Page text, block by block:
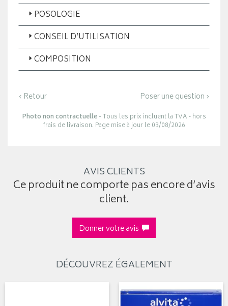
POSOLOGIE
CONSEIL D’UTILISATION
COMPOSITION
‹ Retour Poser une question ›
Photo non contractuelle- Tous les prix incluent la TVA - hors
frais de livraison. Page mise à jour le 03/08/2026
AVIS CLIENTS
Ce produit ne comporte pas encore d’avis
client.
Donner votre avis
DÉCOUVREZ ÉGALEMENT